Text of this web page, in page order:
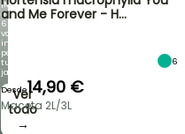
¡Más
de
60
variedades
inéditas
para
tu
jardín!
Ver
todo
→
and Me Forever - H…
6
Desde14,90 €
Maceta 2L/3L